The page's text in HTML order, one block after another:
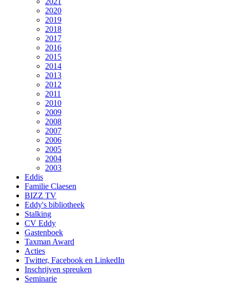
2020
2019
2018
2017
2016
2015
2014
2013
2012
2011
2010
2009
2008
2007
2006
2005
2004
2003
Eddis
Familie Claesen
BIZZ TV
Eddy's bibliotheek
Stalking
CV Eddy
Gastenboek
Taxman Award
Acties
Twitter, Facebook en LinkedIn
Inschrijven spreuken
Seminarie